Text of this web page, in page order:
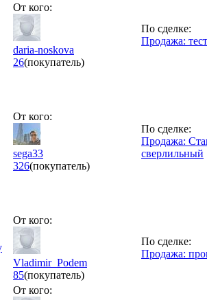
От кого:
daria-noskova
26(покупатель)
По сделке:
Продажа:
От кого:
sega33
326(покупатель)
По сделке:
Продажа:
сверлильный
От кого:
Vladimir_Podem
85(покупатель)
По сделке:
Продажа:
От кого: